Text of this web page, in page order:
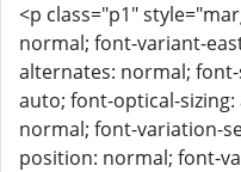
<p class="p1"
normal; font-variant-
alternates: normal;
auto; font-optical-
normal; font-variation-
position: normal; font-